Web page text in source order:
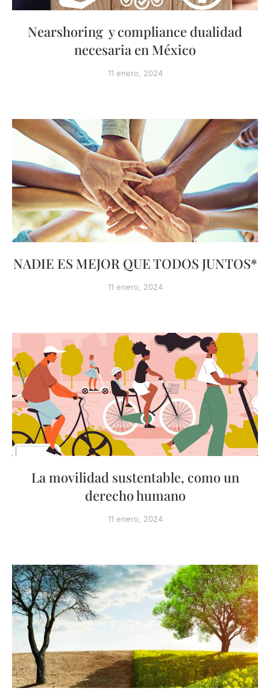
Nearshoring y compliance dualidad
necesaria en México
11 enero, 2024
NADIE ES MEJOR QUE TODOS JUNTOS*
11 enero, 2024
La movilidad sustentable, como un
derecho humano
11 enero, 2024